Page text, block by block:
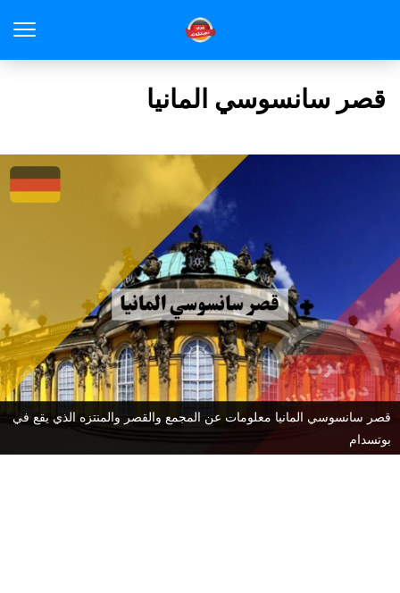
قصر سانسوسي المانيا
قصر سانسوسي المانيا معلومات عن المجمع والقصر والمنتزه الذي يقع في
بوتسدام